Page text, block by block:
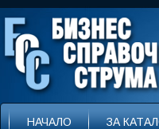
НАЧАЛО ЗА